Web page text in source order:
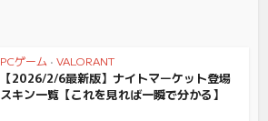
PCゲーム • VALORANT
【2026/2/6最新版】ナイトマーケット登場
スキン一覧【これを見れば一瞬で分かる】